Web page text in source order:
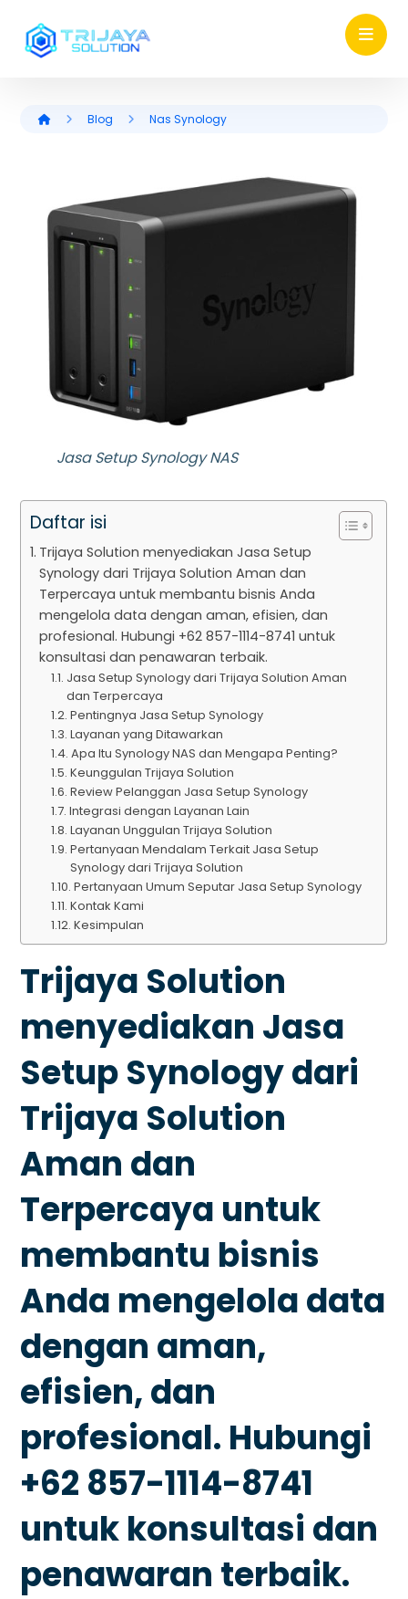
Blog Nas Synology
Jasa Setup Synology NAS
Daftar isi
Trijaya Solution menyediakan Jasa Setup
Synology dari Trijaya Solution Aman dan
Terpercaya untuk membantu bisnis Anda
mengelola data dengan aman, efisien, dan
profesional. Hubungi +62 857-1114-8741 untuk
konsultasi dan penawaran terbaik.
Jasa Setup Synology dari Trijaya Solution Aman
dan Terpercaya
Pentingnya Jasa Setup Synology
Layanan yang Ditawarkan
Apa Itu Synology NAS dan Mengapa Penting?
Keunggulan Trijaya Solution
Review Pelanggan Jasa Setup Synology
Integrasi dengan Layanan Lain
Layanan Unggulan Trijaya Solution
Pertanyaan Mendalam Terkait Jasa Setup
Synology dari Trijaya Solution
Pertanyaan Umum Seputar Jasa Setup Synology
Kontak Kami
Kesimpulan
Trijaya Solution
menyediakan Jasa
Setup Synology dari
Trijaya Solution
Aman dan
Terpercaya untuk
membantu bisnis
Anda mengelola data
dengan aman,
efisien, dan
profesional. Hubungi
+62 857-1114-8741
untuk konsultasi dan
penawaran terbaik.